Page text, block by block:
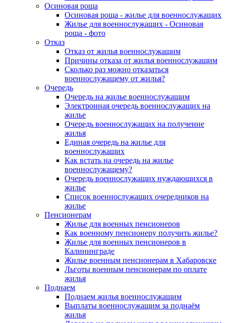
Осиновая роща
Осиновая роща - жилье для военнослужащих
Жилье для военнослужащих - Осиновая
роща - фото
Отказ
Отказ от жилья военнослужащим
Причины отказа от жилья военнослужащим
Сколько раз можно отказаться
военнослужащему от жилья?
Очередь
Очередь на жилье военнослужащим
Электронная очередь военнослужащих на
жилье
Очередь военнослужащих на получение
жилья
Единая очередь на жилье для
военнослужащих
Как встать на очередь на жилье
военнослужащему?
Очередь военнослужащих нуждающихся в
жилье
Список военнослужащих очередников на
жилье
Пенсионерам
Жилье для военных пенсионеров
Как военному пенсионеру получить жилье?
Жилье для военных пенсионеров в
Калининграде
Жилье военным пенсионерам в Хабаровске
Льготы военным пенсионерам по оплате
жилья
Поднаем
Поднаем жилья военнослужащим
Выплаты военнослужащим за поднаём
жилья